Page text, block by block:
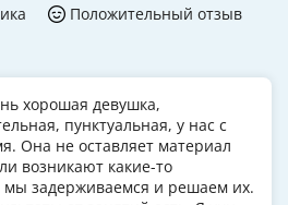
Положительный отзыв
хорошая девушка,
пунктуальная, у нас с
Она не оставляет материал
возникают какие-то
мы задерживаемся и решаем их.